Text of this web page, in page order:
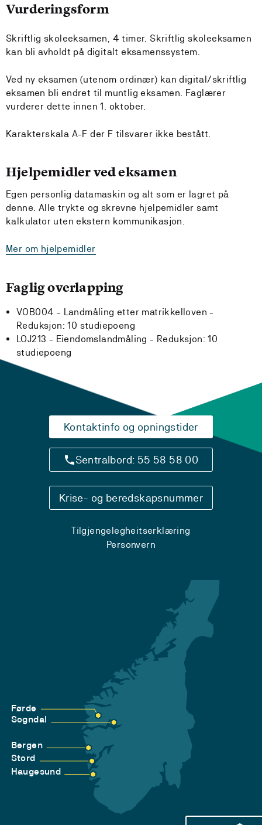
Vurderingsform
Skriftlig skoleeksamen, 4 timer. Skriftlig skoleeksamen
kan bli avholdt på digitalt eksamenssystem.
Ved ny eksamen (utenom ordinær) kan digital/skriftlig
eksamen bli endret til muntlig eksamen. Faglærer
vurderer dette innen 1. oktober.
Karakterskala A-F der F tilsvarer ikke bestått.
Hjelpemidler ved eksamen
Egen personlig datamaskin og alt som er lagret på
denne. Alle trykte og skrevne hjelpemidler samt
kalkulator uten ekstern kommunikasjon.
Mer om hjelpemidler
Faglig overlapping
VOB004 - Landmåling etter matrikkelloven -
Reduksjon: 10 studiepoeng
LOJ213 - Eiendomslandmåling - Reduksjon: 10
studiepoeng
Kontaktinfo og opningstider
Sentralbord: 55 58 58 00
Krise- og beredskapsnummer
Tilgjengelegheitserklæring
Personvern
Førde
Sogndal
Bergen
Stord
Haugesund